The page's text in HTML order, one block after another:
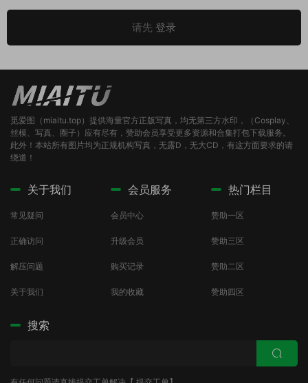
请先 登录
觅爱图（miaitu.top）提供海量官方正版写真，均无第三方水印，（Cosplay、
丝模、写真、圈子）应有尽有，赞助会员享受更多资源和合集打包下载服务。
此外！本站所有图片均为正规机构写真，无露D，无大CD，有这方面要求的请
绕道！
关于我们
常见疑问
正确访问
解压问题
关于我们
会员服务
会员中心
升级会员
购买记录
我的收藏
热门栏目
赞助一区
赞助三区
赞助二区
赞助四区
搜索